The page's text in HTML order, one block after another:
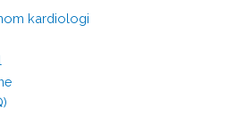
kardiologi